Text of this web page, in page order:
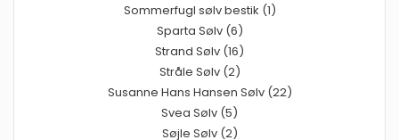
Sommerfugl sølv bestik (1)
Sparta Sølv (6)
Strand Sølv (16)
Stråle Sølv (2)
Susanne Hans Hansen Sølv (22)
Svea Sølv (5)
Søjle Sølv (2)